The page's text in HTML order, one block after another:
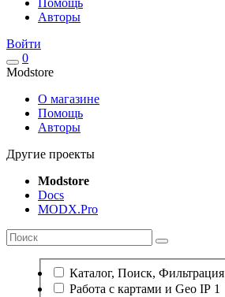
Помощь
Авторы
Войти
0
Modstore
О магазине
Помощь
Авторы
Другие проекты
Modstore
Docs
MODX.Pro
Каталог, Поиск, Фильтрация
Работа с картами и Geo IP 1